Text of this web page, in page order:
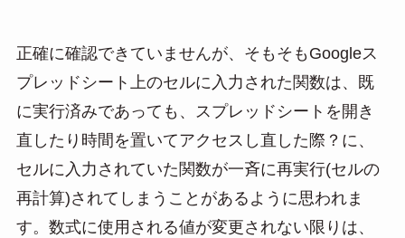
正確に確認できていませんが、そもそもGoogleス
プレッドシート上のセルに入力された関数は、既
に実行済みであっても、スプレッドシートを開き
直したり時間を置いてアクセスし直した際？に、
セルに入力されていた関数が一斉に再実行(セルの
再計算)されてしまうことがあるように思われま
す。数式に使用される値が変更されない限りは、